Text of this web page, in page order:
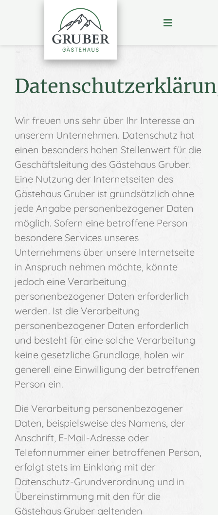
Wir freuen uns sehr über Ihr Interesse an
unserem Unternehmen. Datenschutz hat
einen besonders hohen Stellenwert für die
Geschäftsleitung des Gästehaus Gruber.
Eine Nutzung der Internetseiten des
Gästehaus Gruber ist grundsätzlich ohne
jede Angabe personenbezogener Daten
möglich. Sofern eine betroffene Person
besondere Services unseres
Unternehmens über unsere Internetseite
in Anspruch nehmen möchte, könnte
jedoch eine Verarbeitung
personenbezogener Daten erforderlich
werden. Ist die Verarbeitung
personenbezogener Daten erforderlich
und besteht für eine solche Verarbeitung
keine gesetzliche Grundlage, holen wir
generell eine Einwilligung der betroffenen
Person ein.
Die Verarbeitung personenbezogener
Daten, beispielsweise des Namens, der
Anschrift, E-Mail-Adresse oder
Telefonnummer einer betroffenen Person,
erfolgt stets im Einklang mit der
Datenschutz-Grundverordnung und in
Übereinstimmung mit den für die
Gästehaus Gruber geltenden